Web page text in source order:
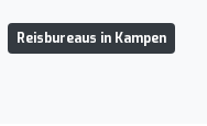
Reisbureaus in Kampen